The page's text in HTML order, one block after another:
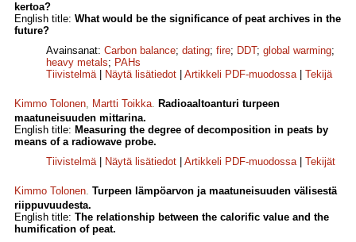
kertoa?
English title: What would be the significance of peat archives in the
future?
Avainsanat: Carbon balance; dating; fire; DDT; global warming;
heavy metals; PAHs
Tiivistelmä| Näytä lisätiedot Artikkeli PDF-muodossa| Tekijä
Kimmo Tolonen, Martti Toikka. Radioaaltoanturi turpeen
maatuneisuuden mittarina.
English title: Measuring the degree of decomposition in peats by
means of a radiowave probe.
Tiivistelmä| Näytä lisätiedot Artikkeli PDF-muodossa| Tekijät
Kimmo Tolonen. Turpeen lämpöarvon ja maatuneisuuden välisestä
riippuvuudesta.
English title: The relationship between the calorific value and the
humification of peat.